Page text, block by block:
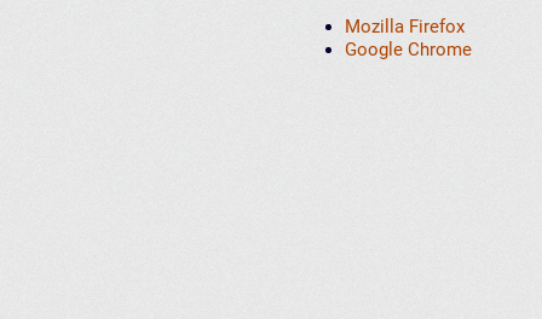
Mozilla Firefox
Google Chrome